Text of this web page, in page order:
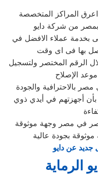
المراكز المتخصصة
بمصر من شركة دايو
بخدمة عملاء الافضل في
بها فى اى وقت
الرقم المختصر ولتسجيل
موعد الإصلاح
بالاحترافية والجودة
بأن أجهزتهم في أيدي ذوي
بجودة عالية
عن دايو
الرماية